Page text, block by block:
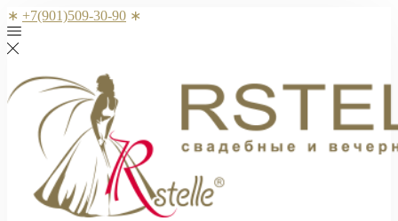
∗ +7(901)509-30-90 ∗